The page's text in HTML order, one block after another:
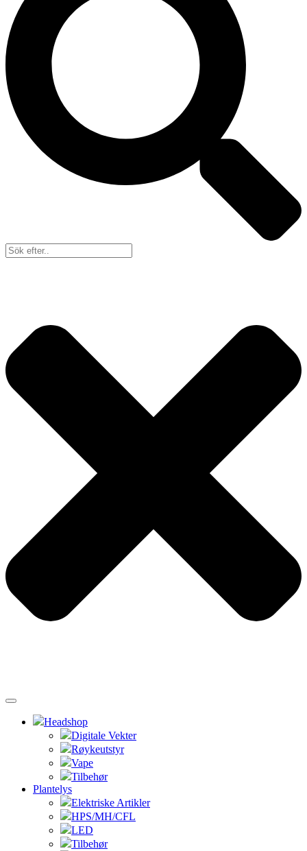
Headshop
Digitale Vekter
Røykeutstyr
Vape
Tilbehør
Plantelys
Elektriske Artikler
HPS/MH/CFL
LED
Tilbehør